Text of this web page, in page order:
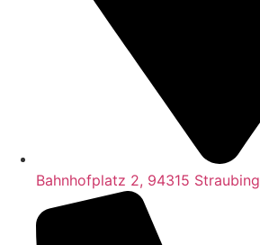
Bahnhofplatz 2, 94315 Straubing